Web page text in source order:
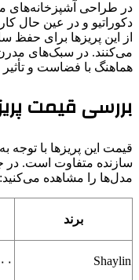
در طراحی آشپزخانه‌های
دکوراتیو و در عین حال
از این پریزها برای
می‌کنند. در سبک‌های
هماهنگ با فضاست و تأثیر
بررسی قیمت
قیمت این پریزها با توجه
سازنده متفاوت است. در
مدل‌ها را مشاهده می‌کنید:
برند
Shaylin